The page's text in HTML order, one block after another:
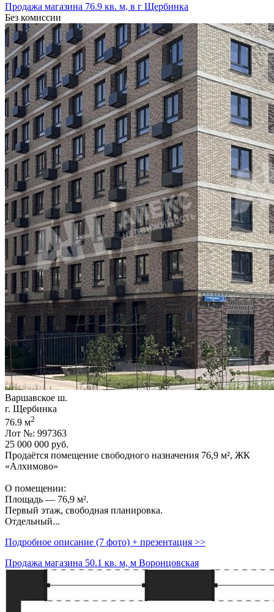
Продажа магазина 76.9 кв. м, в г Щербинка
Без комиссии
Варшавское ш.
г. Щербинка
76.9 м2
Лот №: 997363
25 000 000 руб.
Продаётся помещение свободного назначения 76,­9 м²,­ ЖК
«Алхимово»
О помещении:
Площадь — 76,­9 м².
Первый этаж,­ свободная планировка.
Отдельный...
Подробное описание (7 фото) + презентация >>
Продажа магазина 50.1 кв. м, м Воронцовская